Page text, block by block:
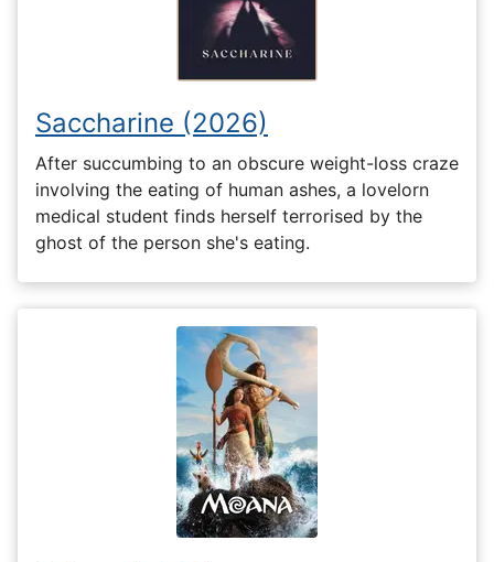
Saccharine (2026)
After succumbing to an obscure weight-loss craze
involving the eating of human ashes, a lovelorn
medical student finds herself terrorised by the
ghost of the person she's eating.